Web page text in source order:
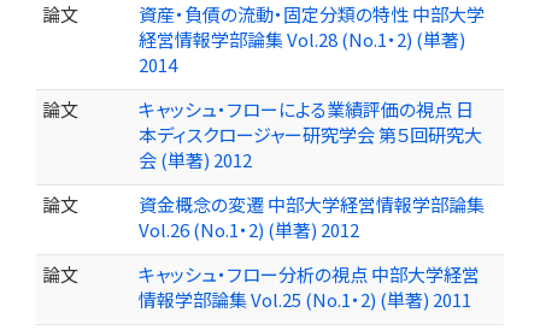
論文
資産・負債の流動・固定分類の特性 中部大学
経営情報学部論集 Vol.28 (No.1・2) (単著)
2014
論文
キャッシュ・フローによる業績評価の視点 日
本ディスクロージャー研究学会 第５回研究大
会 (単著) 2012
論文
資金概念の変遷 中部大学経営情報学部論集
Vol.26 (No.1・2) (単著) 2012
論文
キャッシュ・フロー分析の視点 中部大学経営
情報学部論集 Vol.25 (No.1・2) (単著) 2011